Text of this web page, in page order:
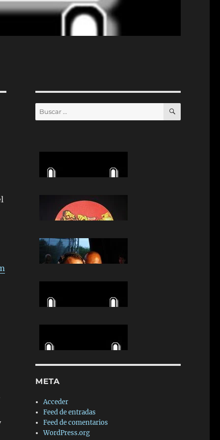
Buscar
por:
BUSCAR
META
Acceder
Feed de entradas
Feed de comentarios
WordPress.org